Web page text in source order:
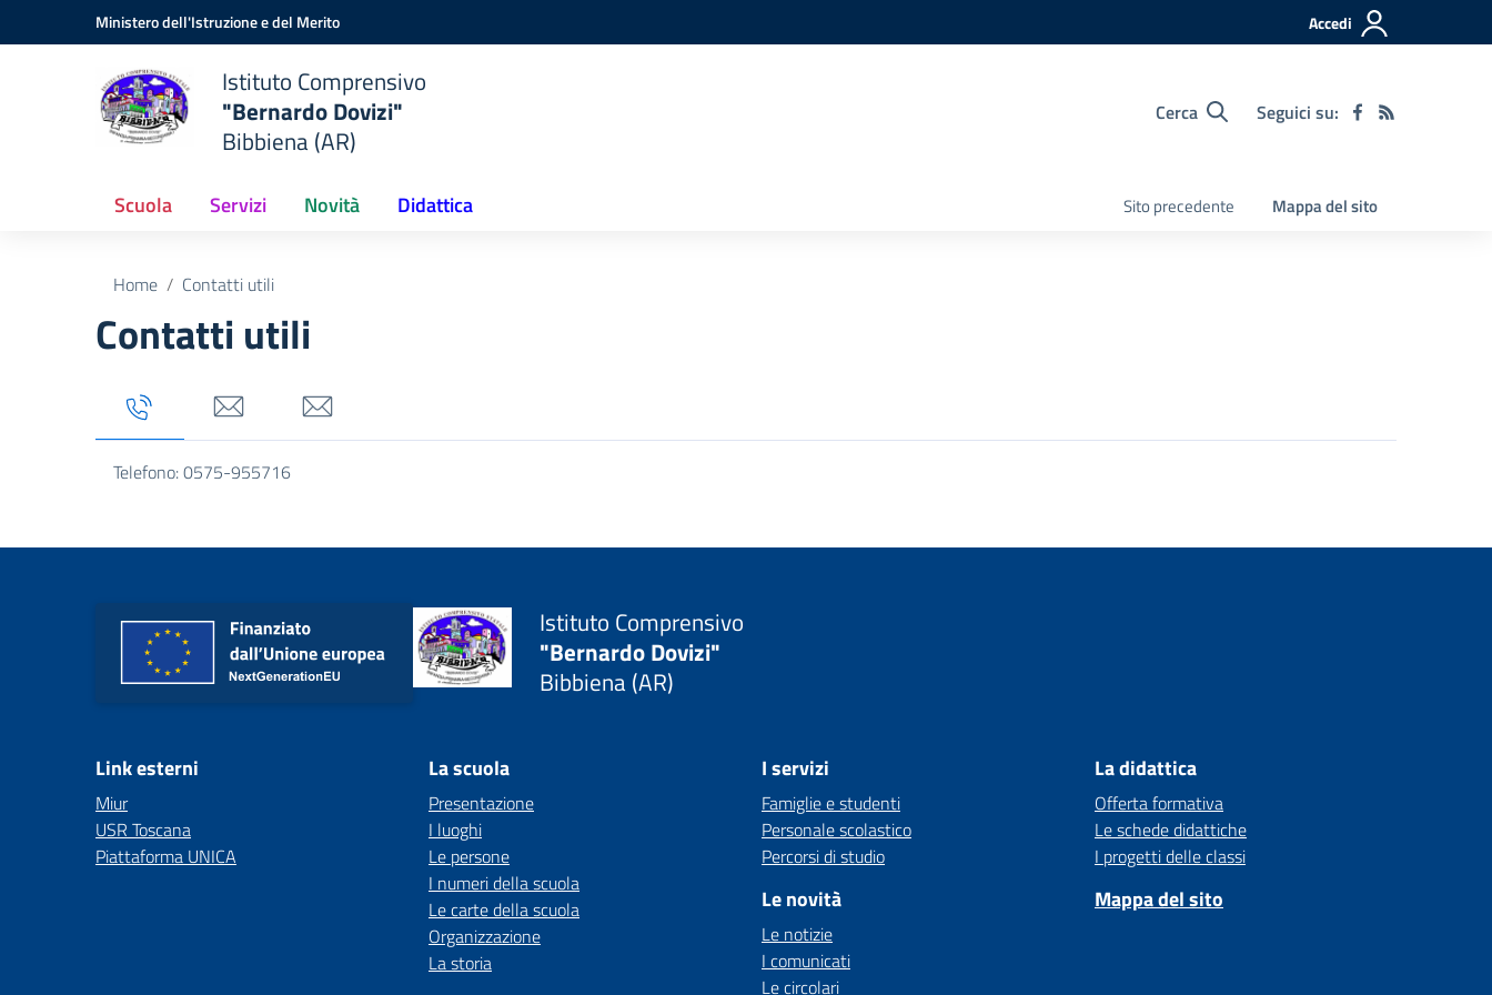
Vai ai contenuti
Vai al menu di navigazioneMinistero dell'Istruzione e del Merito Accedi
Istituto Comprensivo
"Bernardo Dovizi"
Bibbiena (AR)
Cerca Seguici su:
Scuola Servizi Novità Didattica Sito precedente Mappa del sito
Home Contatti utili
Contatti utili
Tab titolo 1Tab titolo 3Tab titolo 4
Telefono: 0575-955716
Istituto Comprensivo
"Bernardo Dovizi"
Bibbiena (AR)
Link esterni
Miur
USR Toscana
Piattaforma UNICA
La scuola
Presentazione
I luoghi
Le persone
I numeri della scuola
Le carte della scuola
Organizzazione
La storia
I servizi
Famiglie e studenti
Personale scolastico
Percorsi di studio
Le novità
Le notizie
I comunicati
Le circolari
La didattica
Offerta formativa
Le schede didattiche
I progetti delle classi
Mappa del sito